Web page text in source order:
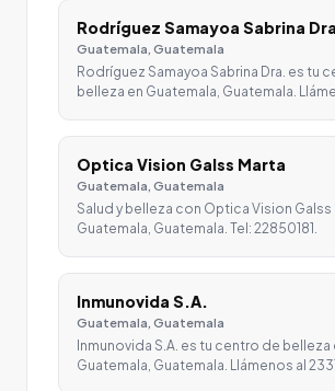
Rodríguez Samayoa Sabrina
Guatemala, Guatemala
Rodríguez Samayoa Sabrina Dra. es tu
belleza en Guatemala, Guatemala.
Optica Vision Galss Marta
Guatemala, Guatemala
Salud y belleza con Optica Vision Galss
Guatemala, Guatemala. Tel: 22850181.
Inmunovida S.A.
Guatemala, Guatemala
Inmunovida S.A. es tu centro de belleza
Guatemala, Guatemala. Llámenos al